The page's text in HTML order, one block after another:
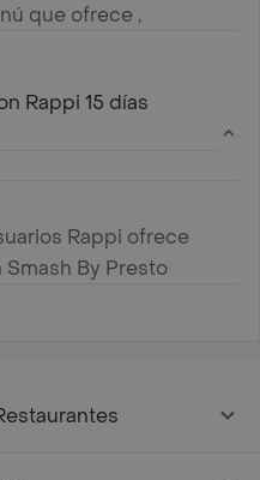
que ofrece ,
Rappi 15 días
Rappi ofrece
By Presto